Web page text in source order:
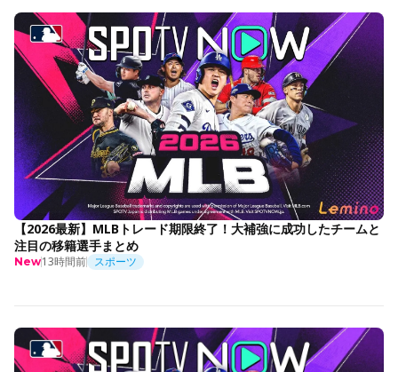
【2026最新】MLBトレード期限終了！大補強に成功したチームと
注目の移籍選手まとめ
New13時間前 スポーツ